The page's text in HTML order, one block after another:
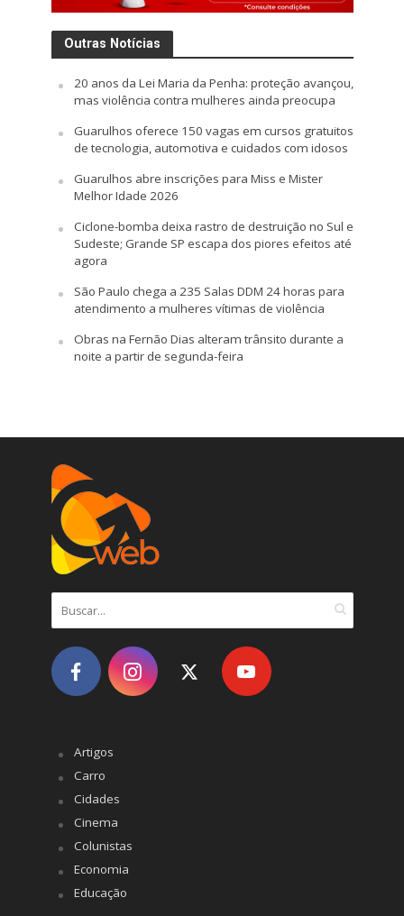
Outras Notícias
20 anos da Lei Maria da Penha: proteção avançou,
mas violência contra mulheres ainda preocupa
Guarulhos oferece 150 vagas em cursos gratuitos
de tecnologia, automotiva e cuidados com idosos
Guarulhos abre inscrições para Miss e Mister
Melhor Idade 2026
Ciclone-bomba deixa rastro de destruição no Sul e
Sudeste; Grande SP escapa dos piores efeitos até
agora
São Paulo chega a 235 Salas DDM 24 horas para
atendimento a mulheres vítimas de violência
Obras na Fernão Dias alteram trânsito durante a
noite a partir de segunda-feira
Artigos
Carro
Cidades
Cinema
Colunistas
Economia
Educação